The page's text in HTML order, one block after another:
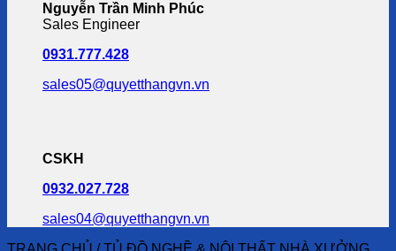
Nguyễn Trần Minh Phúc
Sales Engineer
0931.777.428
sales05@quyetthangvn.vn
CSKH
0932.027.728
sales04@quyetthangvn.vn